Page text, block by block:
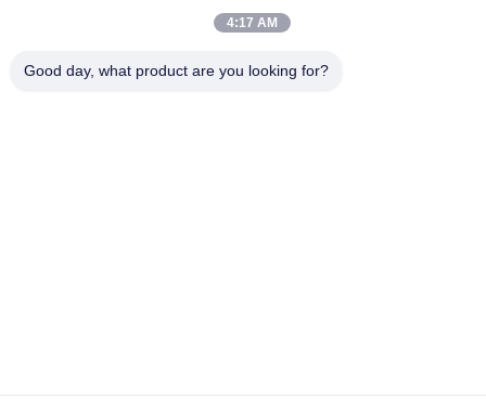
διατηρούνται.
4:17 AM
Good day, what product are you looking for?